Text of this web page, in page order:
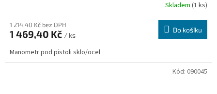
Skladem (1 ks)
1 214,40 Kč bez DPH
1 469,40 Kč / ks
Do košíku
Manometr pod pistoli sklo/ocel
Kód: 090045